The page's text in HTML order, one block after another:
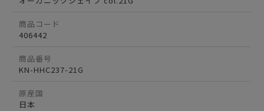
商品コード
406442
商品番号
KN-HHC237-21G
原産国
日本